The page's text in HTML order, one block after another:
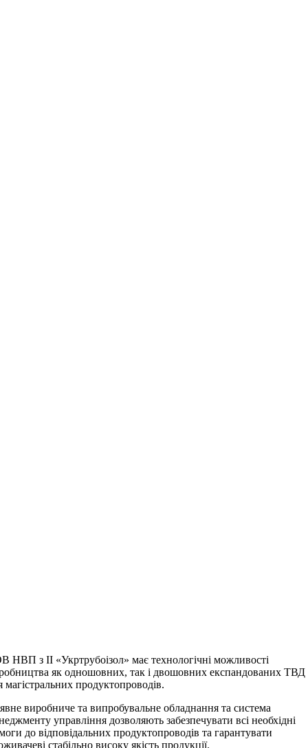
НВП з ІІ «Укртрубоізол» має технологічні можливості
як одношовних, так і двошовних експандованих ТВД
магістральних продуктопроводів.
виробниче та випробувальне обладнання та система
управління дозволяють забезпечувати всі необхідні
до відповідальних продуктопроводів та гарантувати
стабільно високу якість продукції.